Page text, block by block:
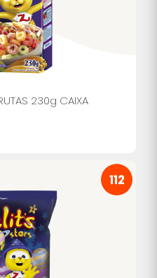
230g CAIXA
112